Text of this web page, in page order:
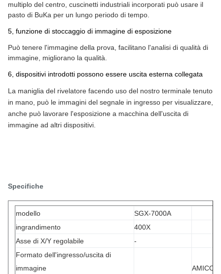
multiplo del centro, cuscinetti industriali incorporati può usare il
pasto di BuKa per un lungo periodo di tempo.
5, funzione di stoccaggio di immagine di esposizione
Può tenere l'immagine della prova, facilitano l'analisi di qualità di
immagine, migliorano la qualità.
6, dispositivi introdotti possono essere uscita esterna collegata
La maniglia del rivelatore facendo uso del nostro terminale tenuto
in mano, può le immagini del segnale in ingresso per visualizzare,
anche può lavorare l'esposizione a macchina dell'uscita di
immagine ad altri dispositivi.
Specifiche
modello
SGX-7000A
ingrandimento
400X
Asse di X/Y regolabile
-
Formato dell'ingresso/uscita di
immagine
AMICO